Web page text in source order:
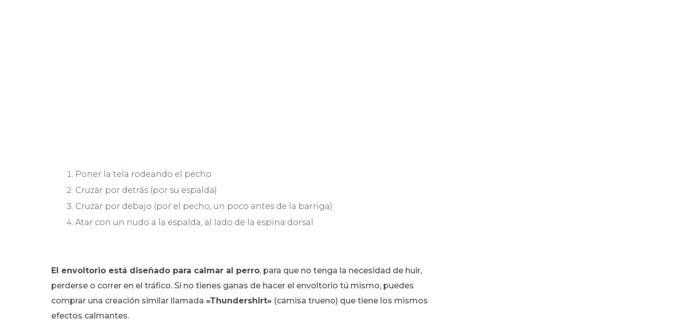
Poner la tela rodeando el pecho
Cruzar por detrás (por su espalda)
Cruzar por debajo (por el pecho, un poco antes de la barriga)
Atar con un nudo a la espalda, al lado de la espina dorsal
El envoltorio está diseñado para calmar al perro, para que no tenga la necesidad de huir,
perderse o correr en el tráfico. Si no tienes ganas de hacer el envoltorio tú mismo, puedes
comprar una creación similar llamada »Thundershirt» (camisa trueno) que tiene los mismos
efectos calmantes.